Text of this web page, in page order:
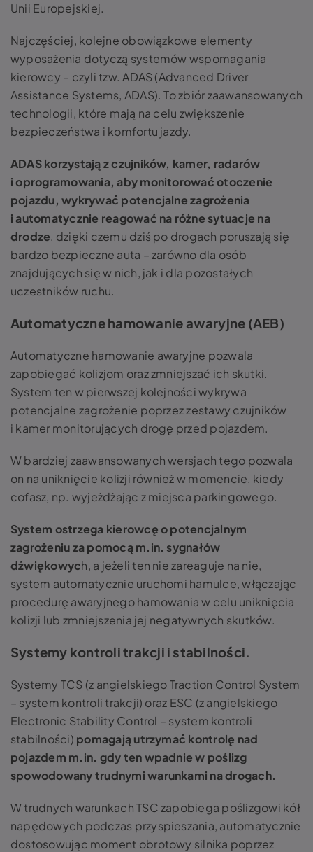
Unii Europejskiej.
Najczęściej, kolejne obowiązkowe elementy
wyposażenia dotyczą systemów wspomagania
kierowcy – czyli tzw. ADAS (Advanced Driver
Assistance Systems, ADAS). To zbiór zaawansowanych
technologii, które mają na celu zwiększenie
bezpieczeństwa i komfortu jazdy.
ADAS korzystają z czujników, kamer, radarów
i oprogramowania, aby monitorować otoczenie
pojazdu, wykrywać potencjalne zagrożenia
i automatycznie reagować na różne sytuacje na
drodze, dzięki czemu dziś po drogach poruszają się
bardzo bezpieczne auta – zarówno dla osób
znajdujących się w nich, jak i dla pozostałych
uczestników ruchu.
Automatyczne hamowanie awaryjne (AEB)
Automatyczne hamowanie awaryjne pozwala
zapobiegać kolizjom oraz zmniejszać ich skutki.
System ten w pierwszej kolejności wykrywa
potencjalne zagrożenie poprzez zestawy czujników
i kamer monitorujących drogę przed pojazdem.
W bardziej zaawansowanych wersjach tego pozwala
on na uniknięcie kolizji również w momencie, kiedy
cofasz, np. wyjeżdżając z miejsca parkingowego.
System ostrzega kierowcę o potencjalnym
zagrożeniu za pomocą m.in. sygnałów
dźwiękowych, a jeżeli ten nie zareaguje na nie,
system automatycznie uruchomi hamulce, włączając
procedurę awaryjnego hamowania w celu uniknięcia
kolizji lub zmniejszenia jej negatywnych skutków.
Systemy kontroli trakcji i stabilności.
Systemy TCS (z angielskiego Traction Control System
– system kontroli trakcji) oraz ESC (z angielskiego
Electronic Stability Control – system kontroli
stabilności) pomagają utrzymać kontrolę nad
pojazdem m.in. gdy ten wpadnie w poślizg
spowodowany trudnymi warunkami na drogach.
W trudnych warunkach TSC zapobiega poślizgowi kół
napędowych podczas przyspieszania, automatycznie
dostosowując moment obrotowy silnika poprzez